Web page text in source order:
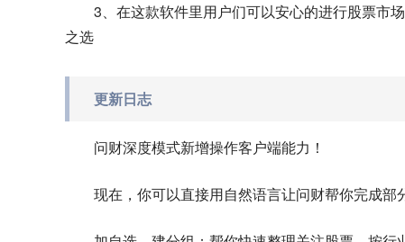
3、在这款软件里用户们可以安心的进行股票市
之选
更新日志
问财深度模式新增操作客户端能力！
现在，你可以直接用自然语言让问财帮你完成部